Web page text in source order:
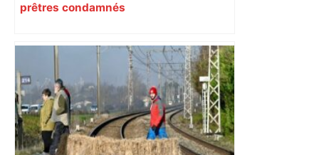
prêtres condamnés